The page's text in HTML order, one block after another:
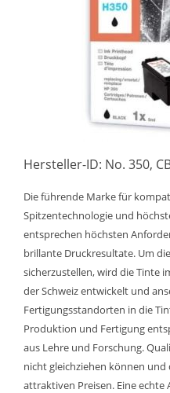
Hersteller-ID: No. 350,
Die führende Marke für
Spitzentechnologie und
entsprechen höchsten
brillante Druckresultate. Um
sicherzustellen, wird die Tinte
der Schweiz entwickelt und
Fertigungsstandorten in die
Produktion und Fertigung
aus Lehre und Forschung.
nicht gleichziehen können
attraktiven Preisen. Eine